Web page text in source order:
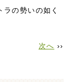
の勢いの如く
次へ ››